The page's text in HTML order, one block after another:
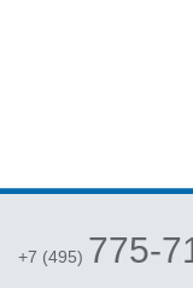
+7 (495) 775-